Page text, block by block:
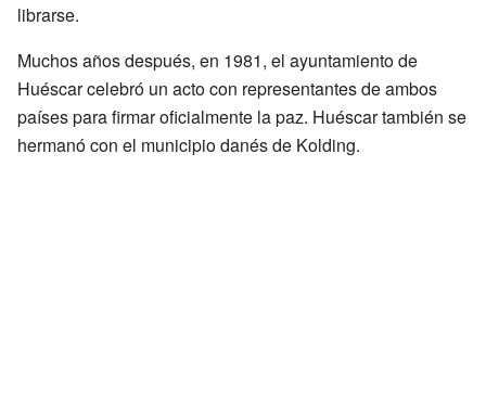
librarse.
Muchos años después, en 1981, el ayuntamiento de
Huéscar celebró un acto con representantes de ambos
países para firmar oficialmente la paz. Huéscar también se
hermanó con el municipio danés de Kolding.